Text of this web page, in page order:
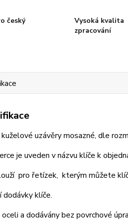
český
Vysoká kvalita
zpracování
uzávěry mosazné, dle
je uveden v názvu klíče k
pro řetízek, kterým můžete
dodávky klíče.
a dodávány bez povrchové